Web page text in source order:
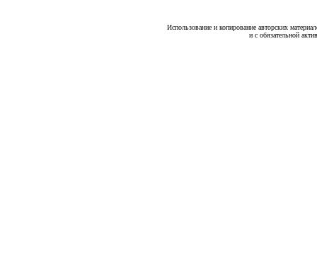
Использование и копирование авторских
и с обязательной